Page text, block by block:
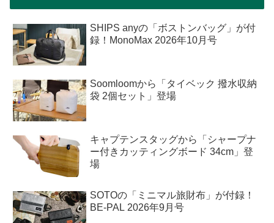
SHIPS anyの「ボストンバッグ」が付
録！MonoMax 2026年10月号
Soomloomから「タイベック 撥水収納
袋 2個セット」登場
キャプテンスタッグから「シャープナ
ー付きカッティングボード 34cm」登
場
SOTOの「ミニマル旅財布」が付録！
BE-PAL 2026年9月号